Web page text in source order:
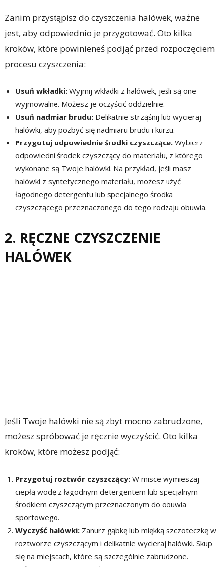
Zanim przystąpisz do czyszczenia halówek, ważne
jest, aby odpowiednio je przygotować. Oto kilka
kroków, które powinieneś podjąć przed rozpoczęciem
procesu czyszczenia:
Usuń wkładki: Wyjmij wkładki z halówek, jeśli są one
wyjmowalne. Możesz je oczyścić oddzielnie.
Usuń nadmiar brudu: Delikatnie strząśnij lub wycieraj
halówki, aby pozbyć się nadmiaru brudu i kurzu.
Przygotuj odpowiednie środki czyszczące: Wybierz
odpowiedni środek czyszczący do materiału, z którego
wykonane są Twoje halówki. Na przykład, jeśli masz
halówki z syntetycznego materiału, możesz użyć
łagodnego detergentu lub specjalnego środka
czyszczącego przeznaczonego do tego rodzaju obuwia.
2. RĘCZNE CZYSZCZENIE
HALÓWEK
Jeśli Twoje halówki nie są zbyt mocno zabrudzone,
możesz spróbować je ręcznie wyczyścić. Oto kilka
kroków, które możesz podjąć:
Przygotuj roztwór czyszczący: W misce wymieszaj
ciepłą wodę z łagodnym detergentem lub specjalnym
środkiem czyszczącym przeznaczonym do obuwia
sportowego.
Wyczyść halówki: Zanurz gąbkę lub miękką szczoteczkę w
roztworze czyszczącym i delikatnie wycieraj halówki. Skup
się na miejscach, które są szczególnie zabrudzone.